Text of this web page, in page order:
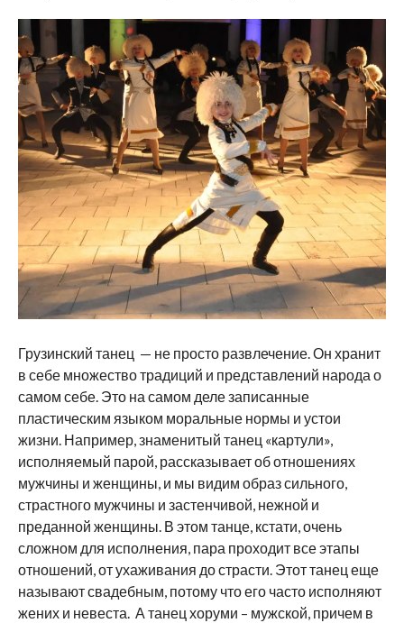
Грузинский танец — не просто развлечение. Он хранит
в себе множество традиций и представлений народа о
самом себе. Это на самом деле записанные
пластическим языком моральные нормы и устои
жизни. Например, знаменитый танец «картули»,
исполняемый парой, рассказывает об отношениях
мужчины и женщины, и мы видим образ сильного,
страстного мужчины и застенчивой, нежной и
преданной женщины. В этом танце, кстати, очень
сложном для исполнения, пара проходит все этапы
отношений, от ухаживания до страсти. Этот танец еще
называют свадебным, потому что его часто исполняют
жених и невеста. А танец хоруми – мужской, причем в